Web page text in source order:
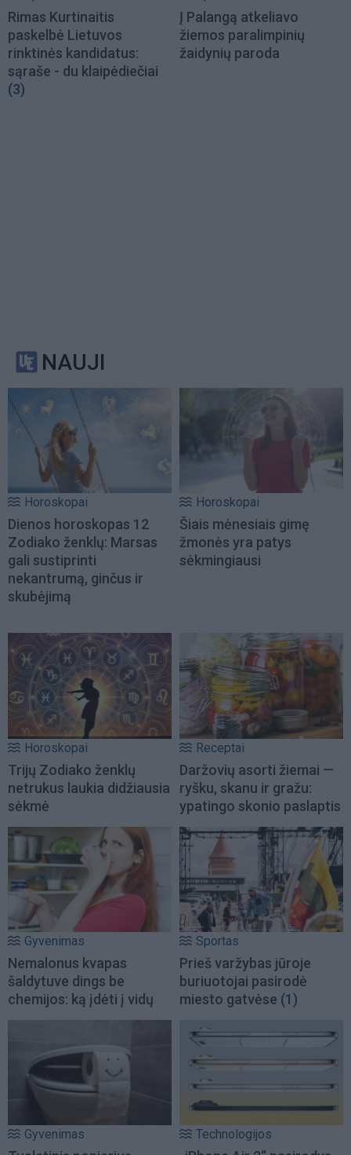
Rimas Kurtinaitis
paskelbė Lietuvos
rinktinės kandidatus:
sąraše - du klaipėdiečiai
(3)
Į Palangą atkeliavo
žiemos paralimpinių
žaidynių paroda
NAUJI
Horoskopai
Dienos horoskopas 12
Zodiako ženklų: Marsas
gali sustiprinti
nekantrumą, ginčus ir
skubėjimą
Horoskopai
Šiais mėnesiais gimę
žmonės yra patys
sėkmingiausi
Horoskopai
Trijų Zodiako ženklų
netrukus laukia didžiausia
sėkmė
Receptai
Daržovių asorti žiemai —
ryšku, skanu ir gražu:
ypatingo skonio paslaptis
Gyvenimas
Nemalonus kvapas
šaldytuve dings be
chemijos: ką įdėti į vidų
Sportas
Prieš varžybas jūroje
buriuotojai pasirodė
miesto gatvėse (1)
Gyvenimas Technologijos